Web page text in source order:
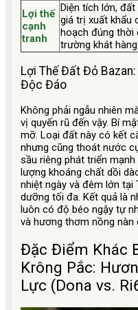
Lợi thế
cạnh
tranh
Diện tích lớn,
giá trị xuất khẩu
hoạch đúng thời
trường khát hàng.
Lợi Thế Đất Đỏ
Độc Đáo
Không phải ngẫu nhiên
vị quyến rũ đến vậy. Bí
mỡ. Loại đất này có kết
nhưng cũng thoát nước
sầu riêng phát triển
lượng khoáng chất dồi
nhiệt ngày và đêm lớn tại
dưỡng tối đa. Kết quả là
luôn có độ béo ngậy tự
và hương thơm nồng nàn
Đặc Điểm Khác
Krông Pắc:
Lực (Dona vs.